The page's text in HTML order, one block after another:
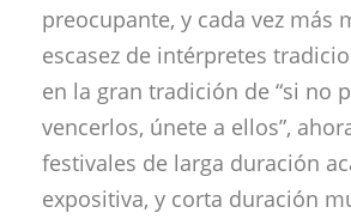
preocupante, y cada vez más
escasez de intérpretes
en la gran tradición de “si no
vencerlos, únete a ellos”,
festivales de larga duración
expositiva, y corta duración